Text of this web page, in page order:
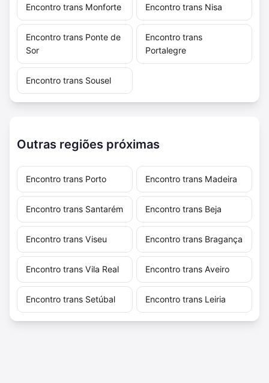
Encontro trans Monforte Encontro trans Nisa
Encontro trans Ponte de
Sor
Encontro trans
Portalegre
Encontro trans Sousel
Outras regiões próximas
Encontro trans Porto Encontro trans Madeira
Encontro trans Santarém Encontro trans Beja
Encontro trans Viseu Encontro trans Bragança
Encontro trans Vila Real Encontro trans Aveiro
Encontro trans Setúbal Encontro trans Leiria